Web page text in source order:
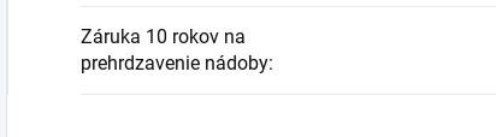
Záruka 10 rokov na
prehrdzavenie nádoby: